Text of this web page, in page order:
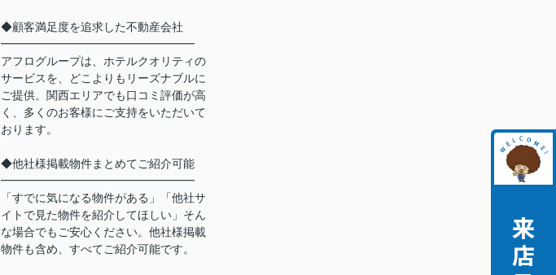
◆顧客満足度を追求した不動産会社
━━━━━━━━━━━━━━━━━
アフログループは、ホテルクオリティの
サービスを、どこよりもリーズナブルに
ご提供。関西エリアでも口コミ評価が高
く、多くのお客様にご支持をいただいて
おります。
◆他社様掲載物件まとめてご紹介可能
━━━━━━━━━━━━━━━━━
「すでに気になる物件がある」「他社サ
イトで見た物件を紹介してほしい」そん
な場合でもご安心ください。他社様掲載
物件も含め、すべてご紹介可能です。